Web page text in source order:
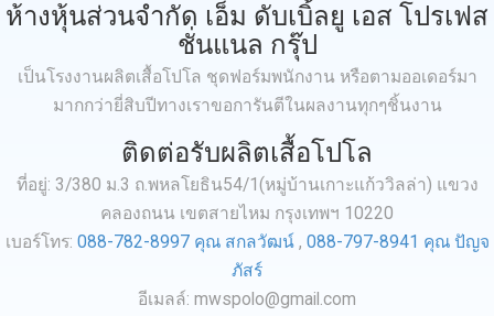
ห้างหุ้นส่วนจำกัด เอ็ม ดับเบิ้ลยู เอส โปรเฟส
ชั่นแนล กรุ๊ป
เป็นโรงงานผลิตเสื้อโปโล ชุดฟอร์มพนักงาน หรือตามออเดอร์มา
มากกว่ายี่สิบปีทางเราขอการันตีในผลงานทุกๆชิ้นงาน
ติดต่อรับผลิตเสื้อโปโล
ที่อยู่: 3/380 ม.3 ถ.พหลโยธิน54/1(หมู่บ้านเกาะแก้ววิลล่า) แขวง
คลองถนน เขตสายไหม กรุงเทพฯ 10220
เบอร์โทร: 088-782-8997 คุณ สกลวัฒน์ , 088-797-8941 คุณ ปัญจ
ภัสร์
อีเมลล์: mwspolo@gmail.com